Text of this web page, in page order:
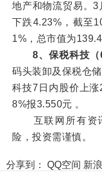
地产和物流贸易。
下跌4.23%，截至
1%，总市值为
8、保税科技（
码头装卸及保税仓
科技7日内股价上
8%报3.550元 。
互联网所有资讯
险，投资需谨慎。
分享到： QQ空间 新